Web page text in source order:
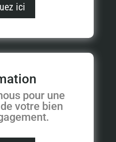
ici
pour une
votre bien